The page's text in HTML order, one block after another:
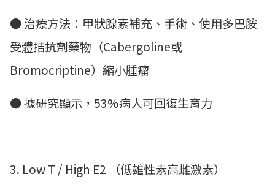
● 治療方法：甲狀腺素補充、手術、使用多巴胺
受體拮抗劑藥物（Cabergoline或
Bromocriptine）縮小腫瘤
● 據研究顯示，53%病人可回復生育力
3. Low T / High E2 （低雄性素高雌激素）